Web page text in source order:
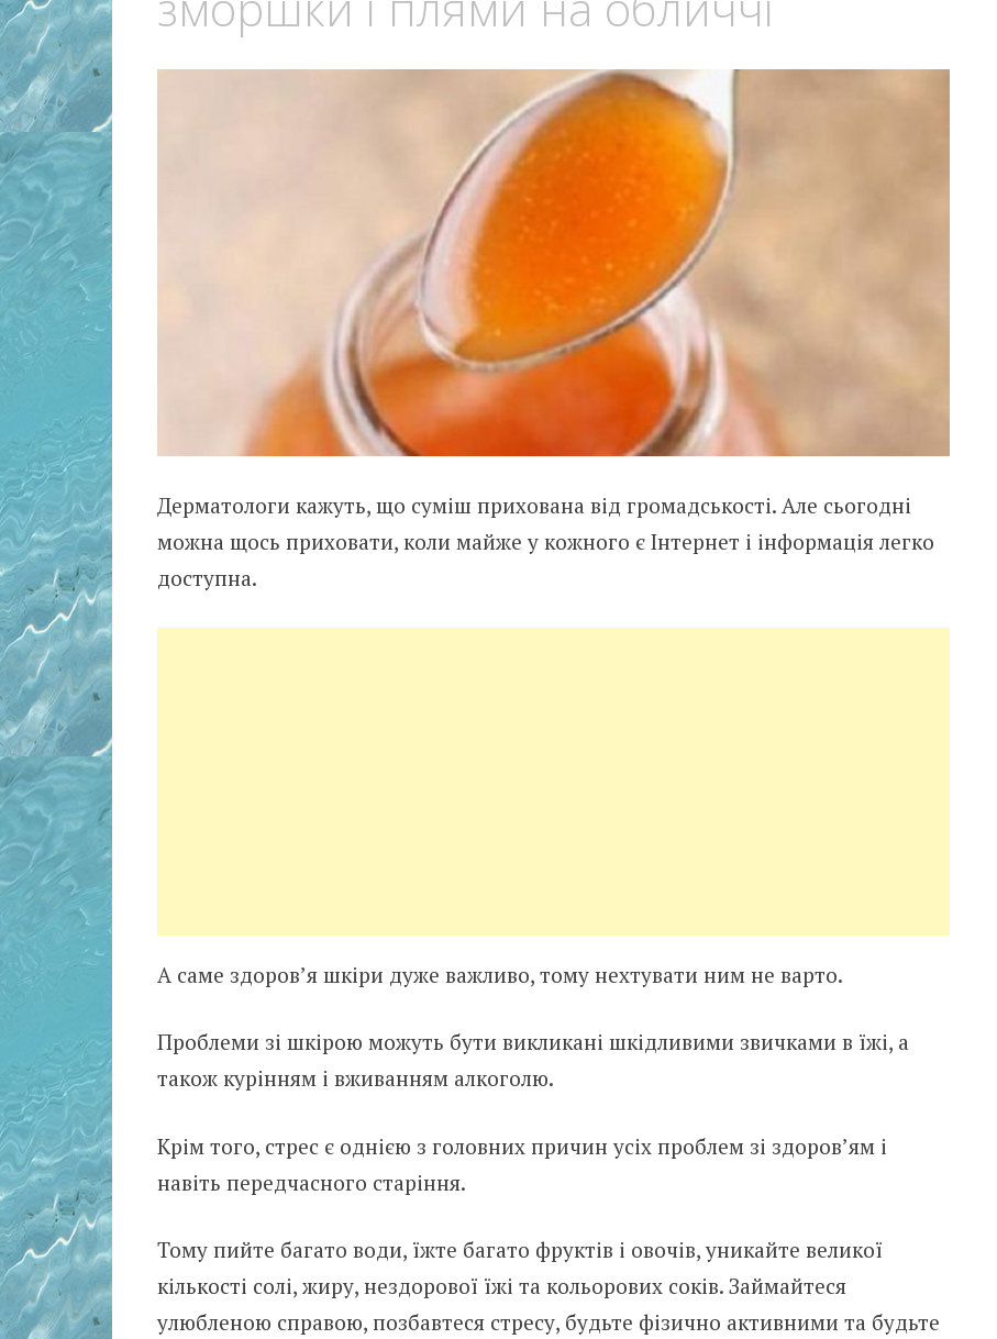
Дерматологи кажуть, що суміш прихована від громадськості. Але сьогодні
можна щось приховати, коли майже у кожного є Інтернет і інформація легко
доступна.
А саме здоров’я шкіри дуже важливо, тому нехтувати ним не варто.
Проблеми зі шкірою можуть бути викликані шкідливими звичками в їжі, а
також курінням і вживанням алкоголю.
Крім того, стрес є однією з головних причин усіх проблем зі здоров’ям і
навіть передчасного старіння.
Тому пийте багато води, їжте багато фруктів і овочів, уникайте великої
кількості солі, жиру, нездорової їжі та кольорових соків. Займайтеся
улюбленою справою, позбавтеся стресу, будьте фізично активними та будьте